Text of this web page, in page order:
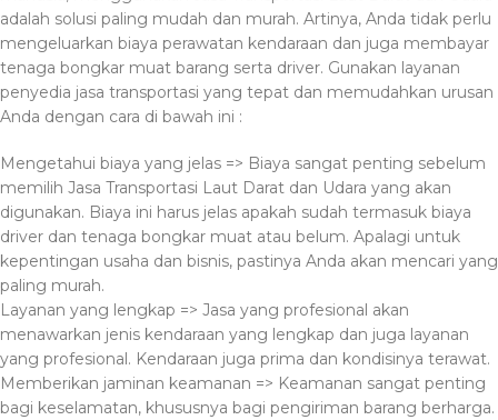
adalah solusi paling mudah dan murah. Artinya, Anda tidak perlu
mengeluarkan biaya perawatan kendaraan dan juga membayar
tenaga bongkar muat barang serta driver. Gunakan layanan
penyedia jasa transportasi yang tepat dan memudahkan urusan
Anda dengan cara di bawah ini :
Mengetahui biaya yang jelas => Biaya sangat penting sebelum
memilih Jasa Transportasi Laut Darat dan Udara yang akan
digunakan. Biaya ini harus jelas apakah sudah termasuk biaya
driver dan tenaga bongkar muat atau belum. Apalagi untuk
kepentingan usaha dan bisnis, pastinya Anda akan mencari yang
paling murah.
Layanan yang lengkap => Jasa yang profesional akan
menawarkan jenis kendaraan yang lengkap dan juga layanan
yang profesional. Kendaraan juga prima dan kondisinya terawat.
Memberikan jaminan keamanan => Keamanan sangat penting
bagi keselamatan, khususnya bagi pengiriman barang berharga.